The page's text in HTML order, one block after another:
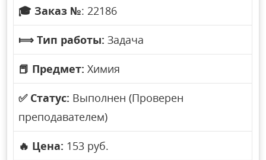
🎓 Заказ №: 22186
⟾ Тип работы: Задача
📕 Предмет: Химия
✅ Статус: Выполнен (Проверен
преподавателем)
🔥 Цена: 153 руб.